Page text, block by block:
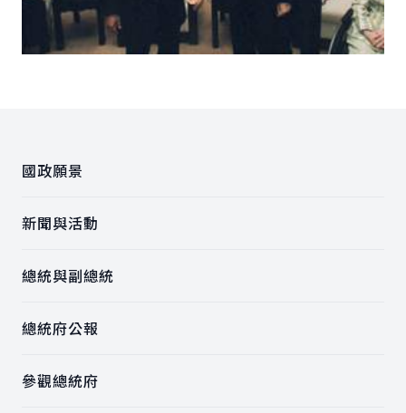
國政願景
新聞與活動
總統與副總統
總統府公報
參觀總統府